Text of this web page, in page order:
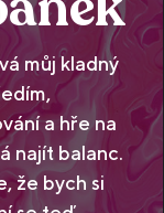
můj kladný
a hře na
najít balanc.
že bych si